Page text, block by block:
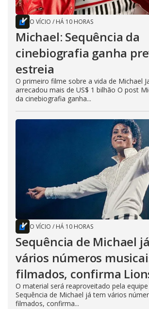
O VÍCIO / HÁ 10 HORAS
Michael: Sequência da
cinebiografia ganha
estreia
O primeiro filme sobre a vida de Michael
arrecadou mais de US$ 1 bilhão O post
da cinebiografia ganha...
O VÍCIO / HÁ 10 HORAS
Sequência de Michael
vários números
filmados, confirma
O material será reaproveitado pela
Sequência de Michael já tem vários
filmados, confirma...